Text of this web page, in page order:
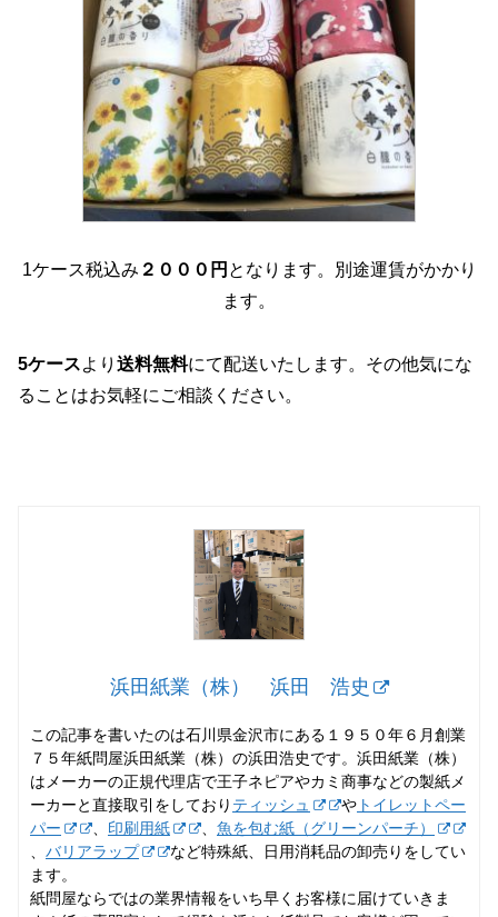
1ケース税込み ２０００円 となります。別途運賃がかかり
ます。
5ケースより 送料無料にて配送いたします。その他気にな
ることはお気軽にご相談ください。
浜田紙業（株） 浜田 浩史
この記事を書いたのは石川県金沢市にある１９５０年６月創業
７５年紙問屋浜田紙業（株）の浜田浩史です。浜田紙業（株）
はメーカーの正規代理店で王子ネピアやカミ商事などの製紙メ
ーカーと直接取引をしており ティッシュ や トイレットペー
パー
印刷用紙
魚を包む紙（グリーンパーチ）
バリアラップ
など特殊紙、日用消耗品の卸売りをしてい
ます。
紙問屋ならではの業界情報をいち早くお客様に届けていきま